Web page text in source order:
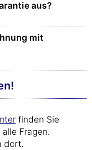
aus?
mit
finden Sie
Fragen.
dort.